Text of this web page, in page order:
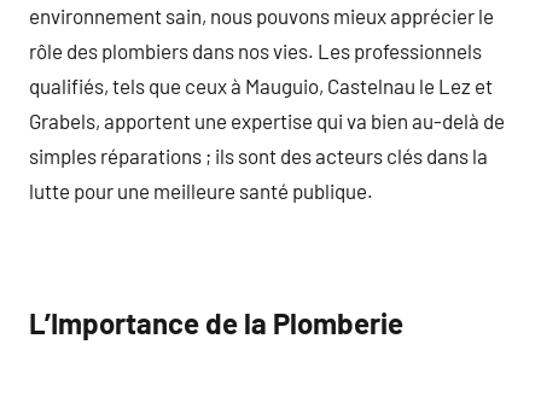
environnement sain, nous pouvons mieux apprécier le
rôle des plombiers dans nos vies. Les professionnels
qualifiés, tels que ceux à Mauguio, Castelnau le Lez et
Grabels, apportent une expertise qui va bien au-delà de
simples réparations ; ils sont des acteurs clés dans la
lutte pour une meilleure santé publique.
L’Importance de la Plomberie